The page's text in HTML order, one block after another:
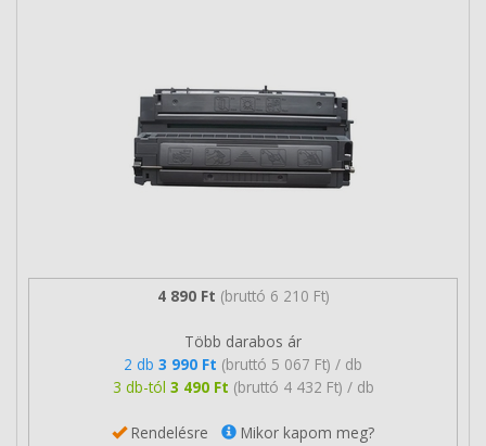
4 890 Ft (bruttó 6 210 Ft)
Több darabos ár
2 db 3 990 Ft (bruttó 5 067 Ft) / db
3 db-tól 3 490 Ft (bruttó 4 432 Ft) / db
Rendelésre Mikor kapom meg?